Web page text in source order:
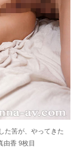
た筈が、やってきた
由香 9枚目